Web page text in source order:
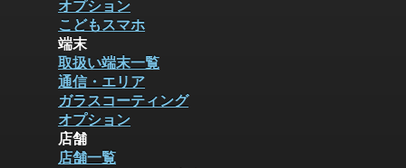
オプション
こどもスマホ
端末
取扱い端末一覧
通信・エリア
ガラスコーティング
オプション
店舗
店舗一覧